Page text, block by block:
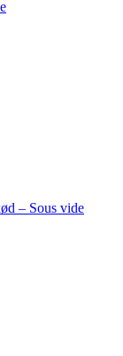
– Sous vide